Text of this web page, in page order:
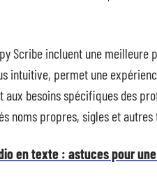
Scribe incluent une
intuitive, permet une
besoins spécifiques des
noms propres, sigles et
en texte : astuces pour